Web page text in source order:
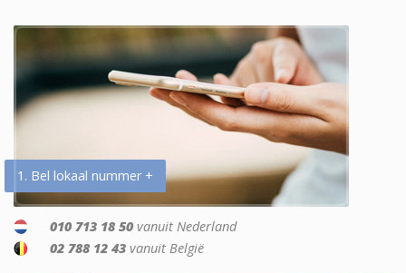
1. Bel lokaal nummer +
010 713 18 50 vanuit Nederland
02 788 12 43 vanuit België